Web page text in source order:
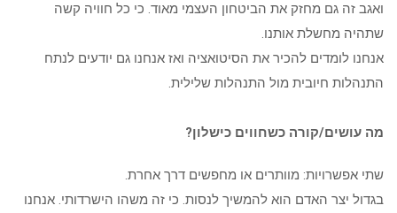
ואגב זה גם מחזק את הביטחון העצמי מאוד. כי כל חוויה קשה
שתהיה מחשלת אותנו.
אנחנו לומדים להכיר את הסיטואציה ואז אנחנו גם יודעים לנתח
התנהלות חיובית מול התנהלות שלילית.
מה עושים/קורה כשחווים כישלון?
שתי אפשרויות: מוותרים או מחפשים דרך אחרת.
בגדול יצר האדם הוא להמשיך לנסות. כי זה משהו הישרדותי. אנחנו